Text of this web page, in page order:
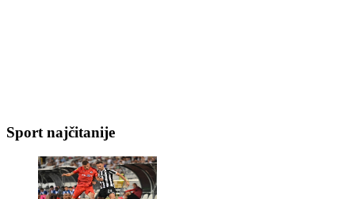
Sport najčitanije